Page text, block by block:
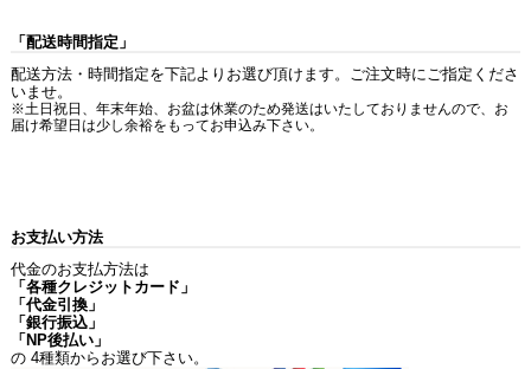
「配送時間指定」
配送方法・時間指定を下記よりお選び頂けます。ご注文時にご指定くださ
いませ。
※土日祝日、年末年始、お盆は休業のため発送はいたしておりませんので、お
届け希望日は少し余裕をもってお申込み下さい。
お支払い方法
代金のお支払方法は
「各種クレジットカード」
「代金引換」
「銀行振込」
「NP後払い」
の 4種類からお選び下さい。